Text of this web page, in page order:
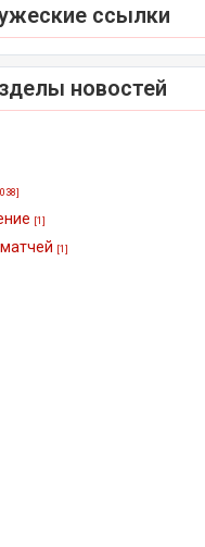
ссылки
новостей
[1]
[1]